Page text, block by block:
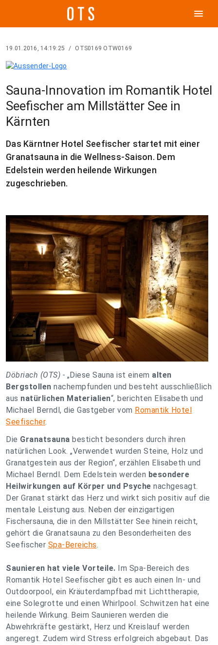
menu
19.01.2016, 14:19:25 / OTS0169 OTW0169
Sauna-Innovation im Romantik Hotel
Seefischer am Millstätter See in
Kärnten
Das Kärntner Hotel Seefischer startet mit einer
Granatsauna in die Wellness-Saison. Dem
Edelstein werden heilende Wirkungen
zugeschrieben.
Döbriach (OTS) - „Diese Sauna ist einem alten
Bergstollen nachempfunden und besteht ausschließlich
aus natürlichen Materialien“, berichten Elisabeth und
Michael Berndl, die Gastgeber vom Romantik Hotel
Seefischer.
Die Granatsauna besticht besonders durch ihren
natürlichen Look. „Verwendet wurden Steine, Holz und
Granatgestein aus der Region“, erzählen Elisabeth und
Michael Berndl. Dem Edelstein werden besondere
Heilwirkungen auf Körper und Psyche nachgesagt.
Der Granat stärkt das Herz und wirkt sich positiv auf die
mentale Leistung aus. Neben der einzigartigen
Fischersauna, die in den Millstätter See hinein reicht,
gehört die Granatsauna zu den Besonderheiten des
Seefischer Spa-Bereichs.
Saunieren hat viele Vorteile. Im Spa-Bereich des
Romantik Hotel Seefischer gibt es auch einen In- und
Outdoorpool, ein Kräuterdampfbad mit Lichttherapie,
eine Solegrotte und einen Whirlpool. Schwitzen hat eine
heilende Wirkung. Beim Saunieren werden die
Abwehrkräfte gestärkt, Herz und Kreislauf werden
angeregt. Zudem wird Stress erfolgreich abgebaut. Das